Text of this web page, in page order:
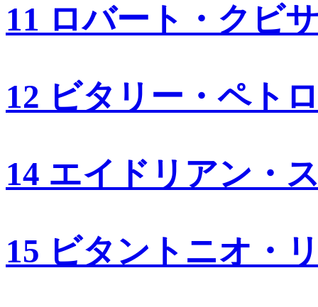
11 ロバート・クビ
12 ビタリー・ペト
14 エイドリアン・
15 ビタントニオ・